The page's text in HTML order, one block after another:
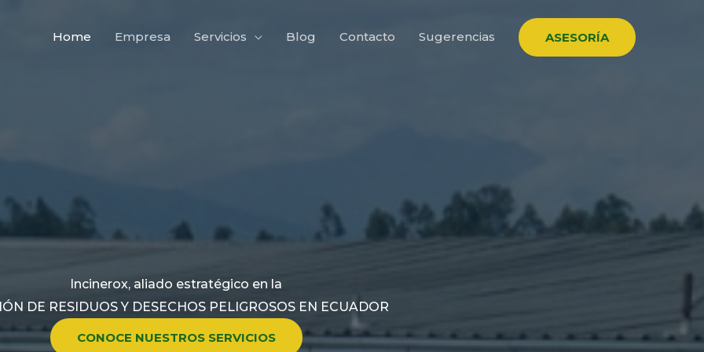
Home Empresa Servicios Blog Contacto Sugerencias ASESORÍA
Incinerox, aliado estratégico en la
DE RESIDUOS Y DESECHOS PELIGROSOS EN ECUADOR
CONOCE NUESTROS SERVICIOS